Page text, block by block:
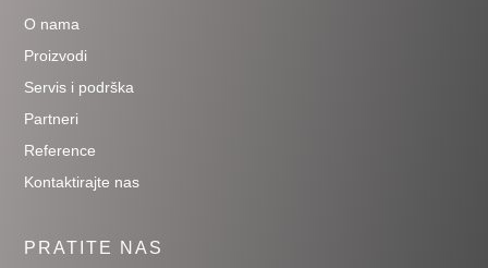
O nama
Proizvodi
Servis i podrška
Partneri
Reference
Kontaktirajte nas
PRATITE NAS